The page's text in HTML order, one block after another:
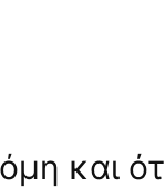
και